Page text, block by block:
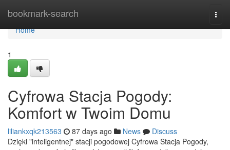
bookmark-search
Home
Home
1
Cyfrowa Stacja Pogody:
Komfort w Twoim Domu
liliankxqk213563 87 days ago News
Discuss
Dzięki "inteligentnej" stacji pogodowej Cyfrowa Stacja Pogody,